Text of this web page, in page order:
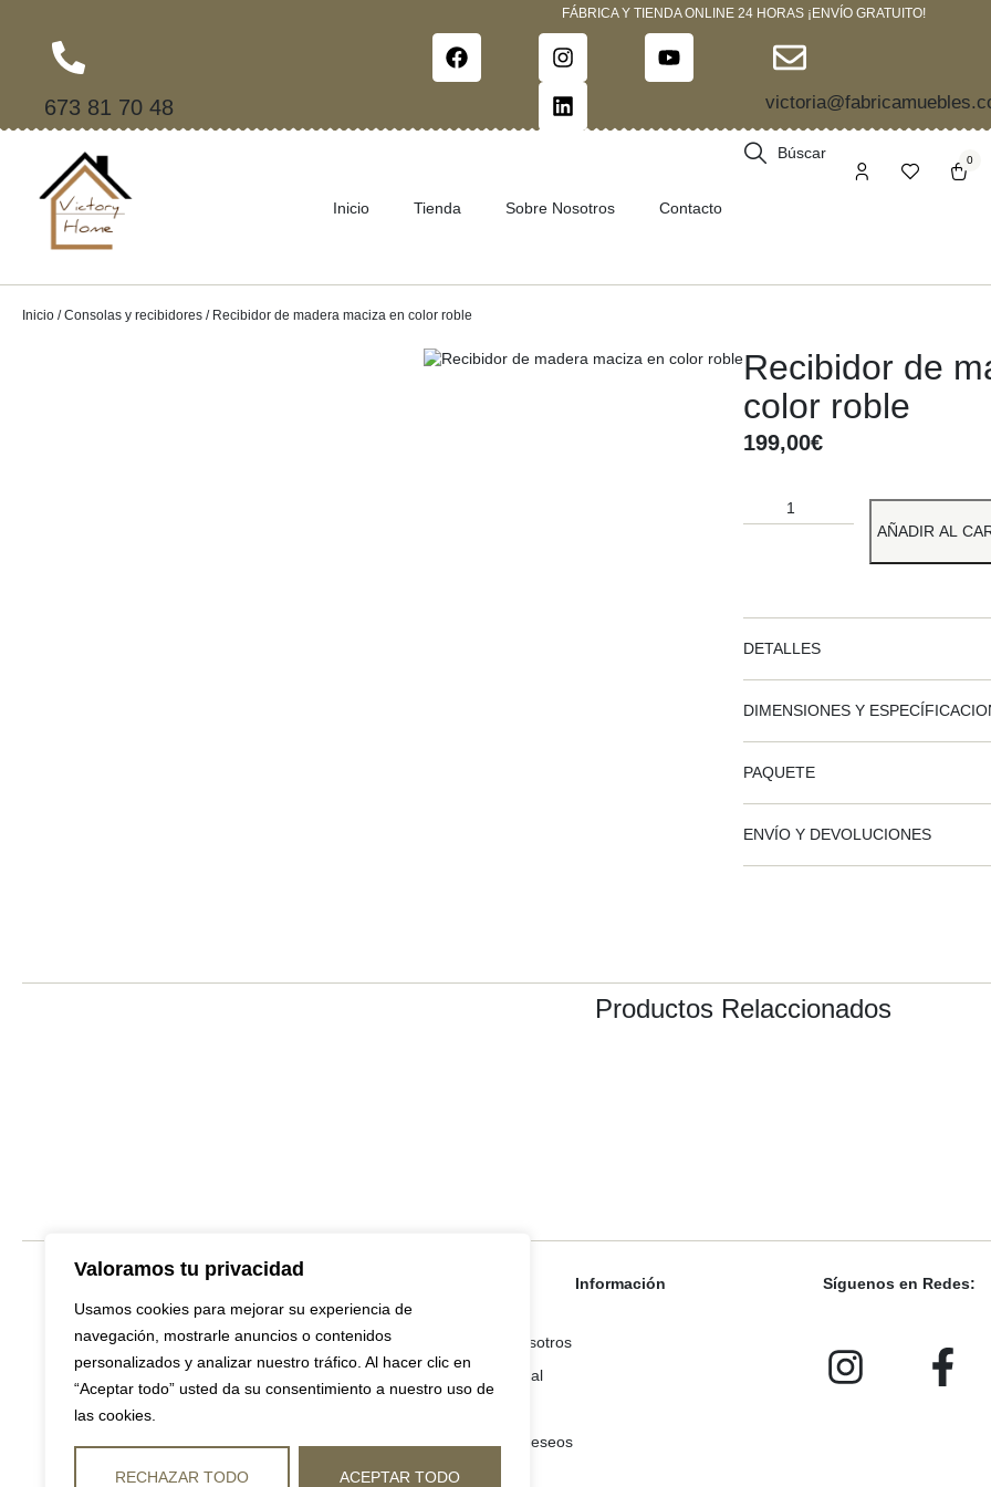
Valoramos tu privacidad
Usamos cookies para mejorar su experiencia de
navegación, mostrarle anuncios o contenidos
personalizados y analizar nuestro tráfico. Al hacer clic en
“Aceptar todo” usted da su consentimiento a nuestro uso de
las cookies.
RECHAZAR TODO ACEPTAR TODO
FÁBRICA Y TIENDA ONLINE 24 HORAS ¡ENVÍO GRATUITO!
673 81 70 48
Inicio Tienda Sobre Nosotros Contacto
Búscar 0
Inicio /Consolas y recibidores / Recibidor de madera maciza en color roble
Recibidor de
color roble
199,00€
AÑADIR AL
DETALLES
DIMENSIONES Y
PAQUETE
ENVÍO Y DEVOLUCIONES
Productos Relaccionados
673 81 70 48
Información
Sobre Nosotros
Aviso Legal
Lista de deseos
Síguenos en Redes: